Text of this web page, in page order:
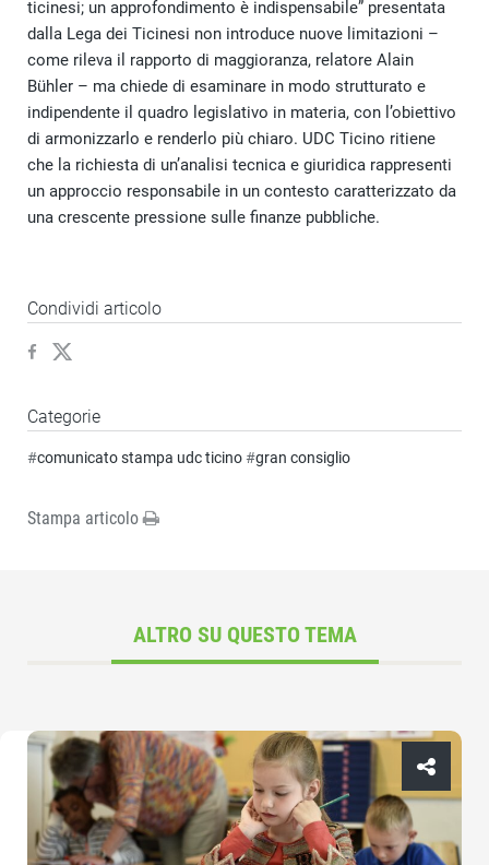
ticinesi; un approfondimento è indispensabile” presentata
dalla Lega dei Ticinesi non introduce nuove limitazioni –
come rileva il rapporto di maggioranza, relatore Alain
Bühler – ma chiede di esaminare in modo strutturato e
indipendente il quadro legislativo in materia, con l’obiettivo
di armonizzarlo e renderlo più chiaro. UDC Ticino ritiene
che la richiesta di un’analisi tecnica e giuridica rappresenti
un approccio responsabile in un contesto caratterizzato da
una crescente pressione sulle finanze pubbliche.
Condividi articolo
Categorie
#comunicato stampa udc ticino#gran consiglio
Stampa articolo
ALTRO SU QUESTO TEMA